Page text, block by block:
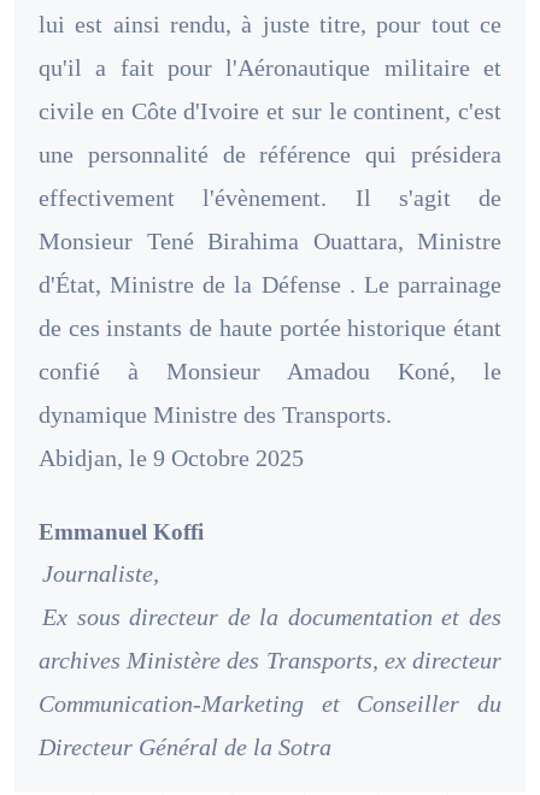
lui est ainsi rendu, à juste titre, pour tout ce
qu'il a fait pour l'Aéronautique militaire et
civile en Côte d'Ivoire et sur le continent, c'est
une personnalité de référence qui présidera
effectivement l'évènement. Il s'agit de
Monsieur Tené Birahima Ouattara, Ministre
d'État, Ministre de la Défense . Le parrainage
de ces instants de haute portée historique étant
confié à Monsieur Amadou Koné, le
dynamique Ministre des Transports.
Abidjan, le 9 Octobre 2025
Emmanuel Koffi
Journaliste,
Ex sous directeur de la documentation et des
archives Ministère des Transports, ex directeur
Communication-Marketing et Conseiller du
Directeur Général de la Sotra